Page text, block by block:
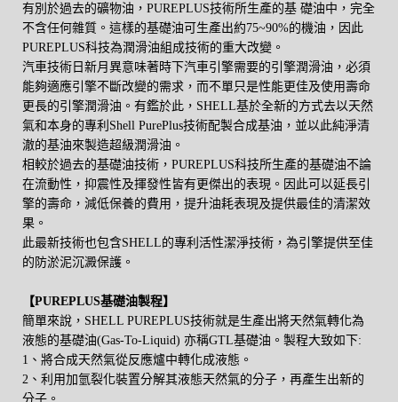
有別於過去的礦物油，PUREPLUS技術所生產的基 礎油中，完全
不含任何雜質。這樣的基礎油可生產出約75~90%的機油，因此
PUREPLUS科技為潤滑油組成技術的重大改變。
汽車技術日新月異意味著時下汽車引擎需要的引擎潤滑油，必須
能夠適應引擎不斷改變的需求，而不單只是性能更佳及使用壽命
更長的引擎潤滑油。有鑑於此，SHELL基於全新的方式去以天然
氣和本身的專利Shell PurePlus技術配製合成基油，並以此純淨清
澈的基油來製造超級潤滑油。
相較於過去的基礎油技術，PUREPLUS科技所生產的基礎油不論
在流動性，抑震性及揮發性皆有更傑出的表現。因此可以延長引
擎的壽命，減低保養的費用，提升油耗表現及提供最佳的清潔效
果。
此最新技術也包含SHELL的專利活性潔淨技術，為引擎提供至佳
的防淤泥沉澱保護。
【PUREPLUS基礎油製程】
簡單來說，SHELL PUREPLUS技術就是生產出將天然氣轉化為
液態的基礎油(Gas-To-Liquid) 亦稱GTL基礎油。製程大致如下:
1、將合成天然氣從反應爐中轉化成液態。
2、利用加氫裂化裝置分解其液態天然氣的分子，再產生出新的
分子。